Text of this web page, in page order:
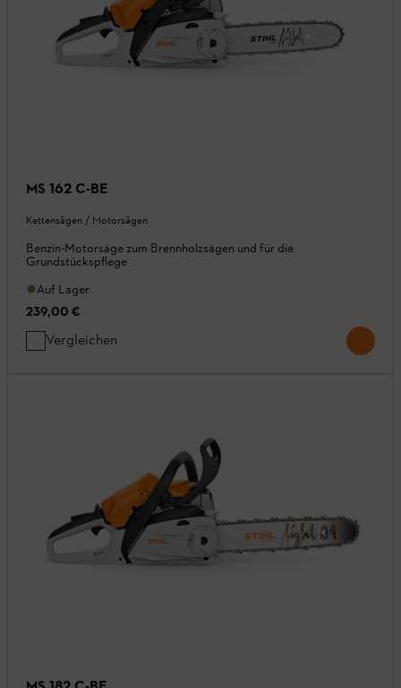
MS 162 C-BE
Kettensägen / Motorsägen
Benzin-Motorsäge zum Brennholzsägen und für die
Grundstückspflege
Auf Lager
239,00 €
Vergleichen